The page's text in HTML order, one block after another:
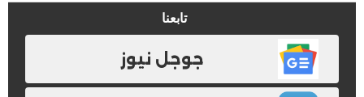
تابعنا
جوجل نيوز